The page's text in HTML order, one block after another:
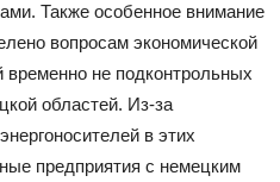
Также особенное внимание
вопросам экономической
временно не подконтрольных
областей. Из-за
в этих
предприятия с немецким